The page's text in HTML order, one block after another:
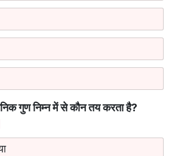
गुण निम्न में से कौन तय करता है?